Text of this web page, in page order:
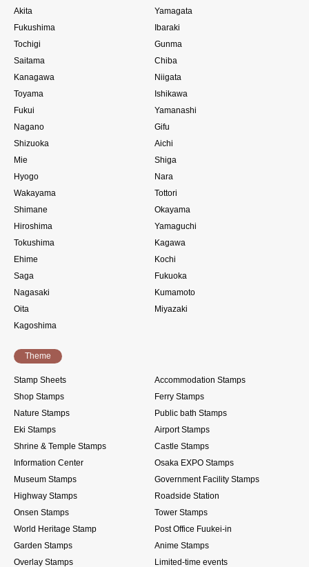
Akita
Yamagata
Fukushima
Ibaraki
Tochigi
Gunma
Saitama
Chiba
Kanagawa
Niigata
Toyama
Ishikawa
Fukui
Yamanashi
Nagano
Gifu
Shizuoka
Aichi
Mie
Shiga
Hyogo
Nara
Wakayama
Tottori
Shimane
Okayama
Hiroshima
Yamaguchi
Tokushima
Kagawa
Ehime
Kochi
Saga
Fukuoka
Nagasaki
Kumamoto
Oita
Miyazaki
Kagoshima
Theme
Stamp Sheets
Accommodation Stamps
Shop Stamps
Ferry Stamps
Nature Stamps
Public bath Stamps
Eki Stamps
Airport Stamps
Shrine & Temple Stamps
Castle Stamps
Information Center
Osaka EXPO Stamps
Museum Stamps
Government Facility Stamps
Highway Stamps
Roadside Station
Onsen Stamps
Tower Stamps
World Heritage Stamp
Post Office Fuukei-in
Garden Stamps
Anime Stamps
Overlay Stamps
Limited-time events